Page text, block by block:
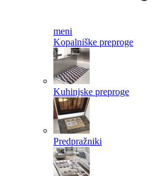
meni
Kopalniške preproge
Kuhinjske preproge
Predpražniki